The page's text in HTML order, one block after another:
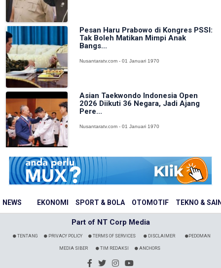
NEWS EKONOMI SPORT & BOLA OTOMOTIF TEKNO &
Pesan Haru Prabowo di Kongres PSSI:
Tak Boleh Matikan Mimpi Anak
Bangs...
Nusantaratv.com - 01 Januari 1970
Asian Taekwondo Indonesia Open
2026 Diikuti 36 Negara, Jadi Ajang
Pere...
Nusantaratv.com - 01 Januari 1970
Part of NT Corp Media
TENTANG PRIVACY POLICY TERMS OF SERVICES DISCLAIMER PEDOMAN
MEDIA SIBER TIM REDAKSI ANCHORS